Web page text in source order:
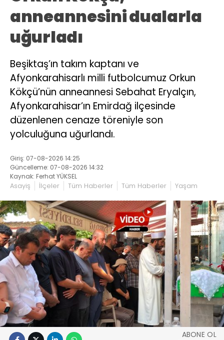
anneannesini dualarla
uğurladı
Beşiktaş’ın takım kaptanı ve
Afyonkarahisarlı milli futbolcumuz Orkun
Kökçü’nün anneannesi Sebahat Eryalçın,
Afyonkarahisar’ın Emirdağ ilçesinde
düzenlenen cenaze töreniyle son
yolculuğuna uğurlandı.
Giriş: 07-08-2026 14:25
Güncelleme: 07-08-2026 14:32
Kaynak: Ferhat YÜKSEL
Asayiş İlçeler Tüm Haberler Tüm Haberler Yaşam
ABONE OL